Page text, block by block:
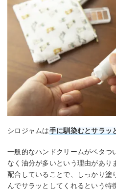
シロジャムは手に馴染むとサラッ
一般的なハンドクリームがベタつ
なく油分が多いという理由があり
配合していることで、しっかり塗
んでサラッとしてくれるという特